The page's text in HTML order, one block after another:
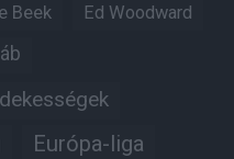
Beek Ed Woodward
Európa-liga